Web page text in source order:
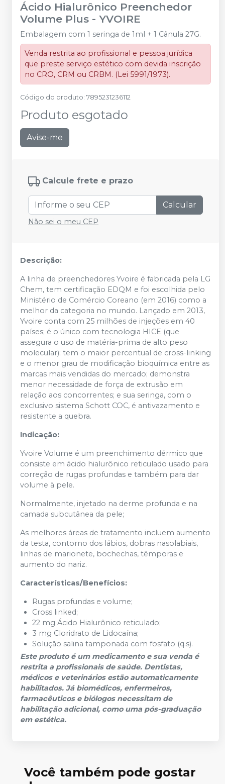
Ácido Hialurônico Preenchedor
Volume Plus - YVOIRE
Embalagem com 1 seringa de 1ml + 1 Cânula 27G.
Venda restrita ao profissional e pessoa jurídica
que preste serviço estético com devida inscrição
no CRO, CRM ou CRBM. (Lei 5991/1973).
Código do produto: 7895231236112
Produto esgotado
Avise-me
Calcule frete e prazo
Calcular
Não sei o meu CEP
Descrição:
A linha de preenchedores Yvoire é fabricada pela LG
Chem, tem certificação EDQM e foi escolhida pelo
Ministério de Comércio Coreano (em 2016) como a
melhor da categoria no mundo. Lançado em 2013,
Yvoire conta com 25 milhões de injeções em 40
países; é o único com tecnologia HICE (que
assegura o uso de matéria-prima de alto peso
molecular); tem o maior percentual de cross-linking
e o menor grau de modificação bioquímica entre as
marcas mais vendidas do mercado; demonstra
menor necessidade de força de extrusão em
relação aos concorrentes; e sua seringa, com o
exclusivo sistema Schott COC, é antivazamento e
resistente a quebra.
Indicação:
Yvoire Volume é um preenchimento dérmico que
consiste em ácido hialurônico reticulado usado para
correção de rugas profundas e também para dar
volume à pele.
Normalmente, injetado na derme profunda e na
camada subcutânea da pele;
As melhores áreas de tratamento incluem aumento
da testa, contorno dos lábios, dobras nasolabiais,
linhas de marionete, bochechas, têmporas e
aumento do nariz.
Características/Benefícios:
Rugas profundas e volume;
Cross linked;
22 mg Ácido Hialurônico reticulado;
3 mg Cloridrato de Lidocaína;
Solução salina tamponada com fosfato (q.s).
Este produto é um medicamento e sua venda é
restrita a profissionais de saúde. Dentistas,
médicos e veterinários estão automaticamente
habilitados. Já biomédicos, enfermeiros,
farmacêuticos e biólogos necessitam de
habilitação adicional, como uma pós-graduação
em estética.
Você também pode gostar